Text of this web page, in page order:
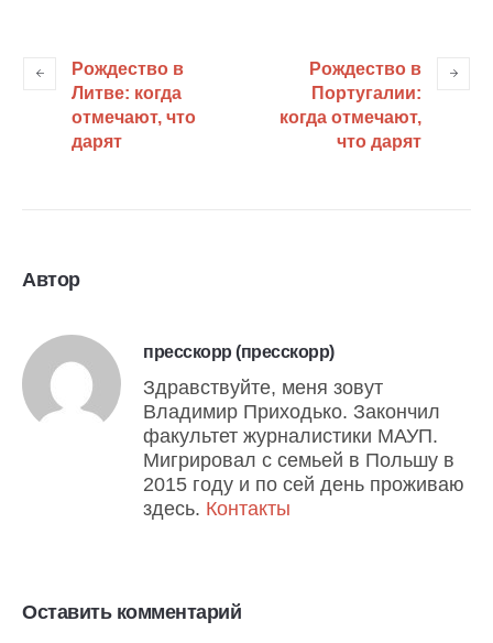
Рождество в
Литве: когда
отмечают, что
дарят
Рождество в
Португалии:
когда отмечают,
что дарят
Автор
пресскорр (пресскорр)
Здравствуйте, меня зовут
Владимир Приходько. Закончил
факультет журналистики МАУП.
Мигрировал с семьей в Польшу в
2015 году и по сей день проживаю
здесь. Контакты
Оставить комментарий